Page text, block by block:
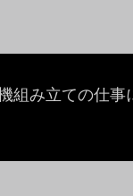
組み立ての仕